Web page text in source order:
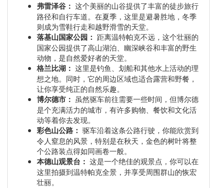
弗雷泽谷： 这个美丽的山谷提供了丰富的徒步旅行
路径和自行车道。在夏季，这里是避暑胜地，冬季
则成为雪鞋行走和越野滑雪的天堂。
落基山国家公园： 距离温特帕克不远，这个壮丽的
国家公园提供了高山湖泊、幽深峡谷和丰富的野生
动物，是自然爱好者的天堂。
格兰比湖： 这里是钓鱼、划船和其他水上活动的理
想之地。同时，它的周边区域也适合露营和野餐，
让你享受纯正的自然乐趣。
博尔德市： 虽然驱车前往需要一些时间，但博尔德
是个充满活力的城市，有许多购物、餐饮和文化活
动等着你去发现。
彩色山公路： 驱车沿着这条公路行驶，你能欣赏到
令人窒息的风景，特别是在秋天，金色的树叶将整
个公路装点得如同画卷一般。
本德山观景台： 这是一个绝佳的观景点，你可以在
这里拍摄到温特帕克全景，并享受周围群山的恢宏
壮丽。